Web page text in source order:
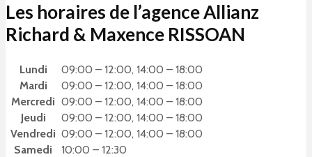
Les horaires de l’agence Allianz
Richard & Maxence RISSOAN
Lundi
09:00 – 12:00, 14:00 – 18:00
Mardi
09:00 – 12:00, 14:00 – 18:00
Mercredi 09:00 – 12:00, 14:00 – 18:00
Jeudi
09:00 – 12:00, 14:00 – 18:00
Vendredi 09:00 – 12:00, 14:00 – 18:00
Samedi
10:00 – 12:30